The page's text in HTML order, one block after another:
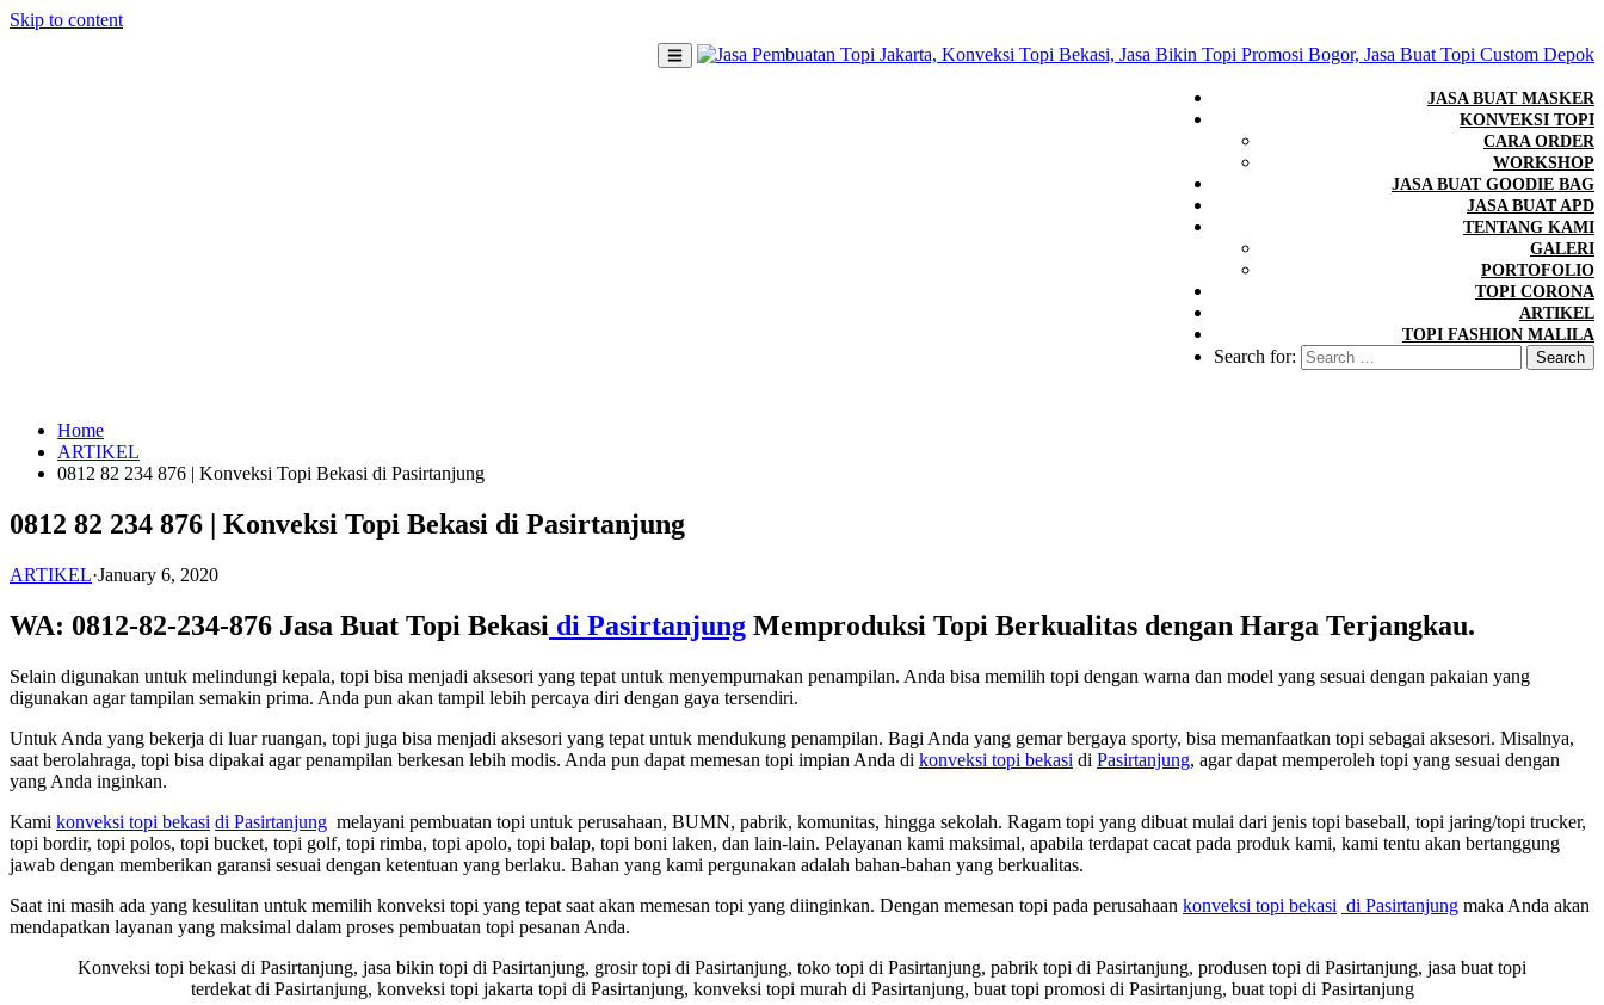
Skip to content
JASA BUAT MASKER
KONVEKSI TOPI
CARA ORDER
WORKSHOP
JASA BUAT GOODIE BAG
JASA BUAT APD
TENTANG KAMI
GALERI
PORTOFOLIO
TOPI CORONA
ARTIKEL
TOPI FASHION MALILA
Search for:
Home
ARTIKEL
0812 82 234 876 | Konveksi Topi Bekasi di Pasirtanjung
0812 82 234 876 | Konveksi Topi Bekasi di Pasirtanjung
ARTIKEL·January 6, 2020
WA: 0812-82-234-876 Jasa Buat Topi Bekasi di Pasirtanjung Memproduksi Topi Berkualitas dengan Harga Terjangkau.
Selain digunakan untuk melindungi kepala, topi bisa menjadi aksesori yang tepat untuk menyempurnakan penampilan. Anda bisa memilih topi dengan warna dan model yang sesuai dengan pakaian yang
digunakan agar tampilan semakin prima. Anda pun akan tampil lebih percaya diri dengan gaya tersendiri.
Untuk Anda yang bekerja di luar ruangan, topi juga bisa menjadi aksesori yang tepat untuk mendukung penampilan. Bagi Anda yang gemar bergaya sporty, bisa memanfaatkan topi sebagai aksesori. Misalnya,
saat berolahraga, topi bisa dipakai agar penampilan berkesan lebih modis. Anda pun dapat memesan topi impian Anda di konveksi topi bekasi di Pasirtanjung, agar dapat memperoleh topi yang sesuai dengan
yang Anda inginkan.
Kami konveksi topi bekasi di Pasirtanjung melayani pembuatan topi untuk perusahaan, BUMN, pabrik, komunitas, hingga sekolah. Ragam topi yang dibuat mulai dari jenis topi baseball, topi jaring/topi trucker,
topi bordir, topi polos, topi bucket, topi golf, topi rimba, topi apolo, topi balap, topi boni laken, dan lain-lain. Pelayanan kami maksimal, apabila terdapat cacat pada produk kami, kami tentu akan bertanggung
jawab dengan memberikan garansi sesuai dengan ketentuan yang berlaku. Bahan yang kami pergunakan adalah bahan-bahan yang berkualitas.
Saat ini masih ada yang kesulitan untuk memilih konveksi topi yang tepat saat akan memesan topi yang diinginkan. Dengan memesan topi pada perusahaan konveksi topi bekasi di Pasirtanjung maka Anda akan
mendapatkan layanan yang maksimal dalam proses pembuatan topi pesanan Anda.
Konveksi topi bekasi di Pasirtanjung, jasa bikin topi di Pasirtanjung, grosir topi di Pasirtanjung, toko topi di Pasirtanjung, pabrik topi di Pasirtanjung, produsen topi di Pasirtanjung, jasa buat topi
terdekat di Pasirtanjung, konveksi topi jakarta topi di Pasirtanjung, konveksi topi murah di Pasirtanjung, buat topi promosi di Pasirtanjung, buat topi di Pasirtanjung